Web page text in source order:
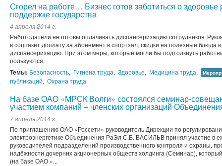
Сгорел на работе… Бизнес готов заботиться о здоровье
поддержке государства
4 апреля 2014 г.
Работодатели не готовы оплачивать диспансеризацию сотрудников.
в соцпакет доплату за абонемент в спортзал, скидки на полезные блюда
диспансеризацию. При этом меры, которые могли бы подтолкнуть
пользуются.
Темы: Безопасность, Гигиена труда, Здоровье, Медицина труда,
публикаций, Охрана труда
На базе ОАО «МРСК Волги» состоялся семинар-
участием компаний – членских организаций
7 апреля 2014 г.
По приглашению ОАО «Россети» руководитель Дирекции по
электроэнергетике Объединения РаЭл С.Б. ВАСИЛЬВ принял участие в
руководителей подразделений производственного контроля и охраны,
надёжности дочерних акционерных обществ холдинга (Семинар),
(на базе ОАО «...